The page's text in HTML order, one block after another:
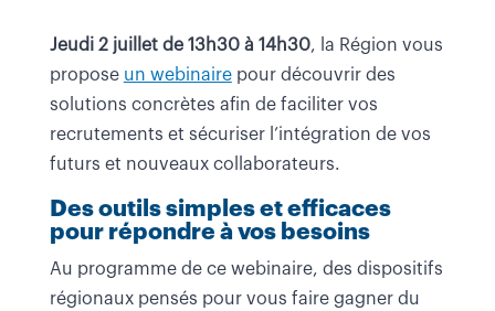
Jeudi 2 juillet de 13h30 à 14h30, la Région vous
propose un webinairepour découvrir des
solutions concrètes afin de faciliter vos
recrutements et sécuriser l’intégration de vos
futurs et nouveaux collaborateurs.
Des outils simples et efficaces
pour répondre à vos besoins
Au programme de ce webinaire, des dispositifs
régionaux pensés pour vous faire gagner du